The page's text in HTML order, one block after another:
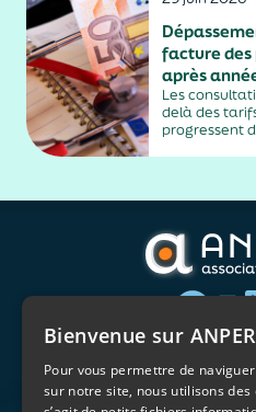
facture des
après
Les
delà des
progressent
alimentés
QUI SOMMES-NOUS ?
L'association
Notre organisation
Bienvenue sur
Pour vous permettre de
sur notre site, nous utilisons des